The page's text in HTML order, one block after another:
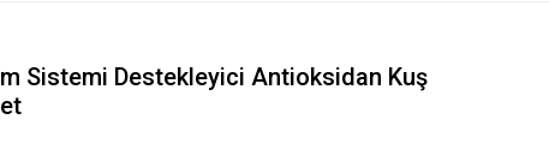
Sistemi Destekleyici Antioksidan Kuş